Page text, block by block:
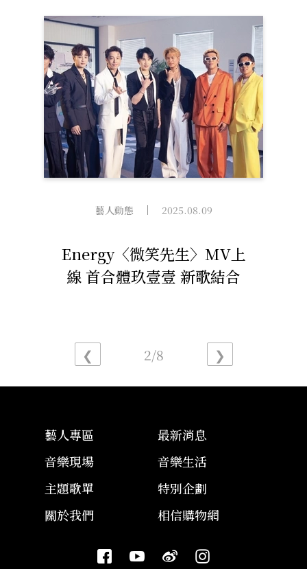
藝人動態
Energy〈微笑先生〉MV上
線 首合體玖壹壹 新歌結合
2025.08.09
❮ 2/8 ❯
藝人專區
最新消息
音樂現場
音樂生活
主題歌單
特別企劃
關於我們
相信購物網